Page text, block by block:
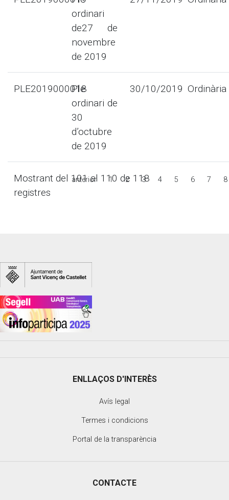
ordinari
de27 de
novembre
de 2019
PLE2019000018
Ple
ordinari de
30
d’octubre
de 2019
30/10/2019 Ordinària
Mostrant del 101 al 110 de 118
registres
anterior 1 2 3 4 5 6 7 8
ENLLAÇOS D'INTERÈS
Avís legal
Termes i condicions
Portal de la transparència
CONTACTE